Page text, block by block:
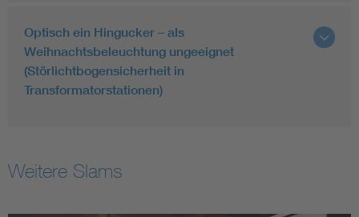
Optisch ein Hingucker – als
Weihnachtsbeleuchtung ungeeignet
(Störlichtbogensicherheit in
Transformatorstationen)
Weitere Slams